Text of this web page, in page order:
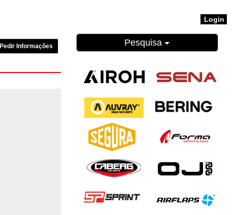
Login
Pedir Informações Pesquisa